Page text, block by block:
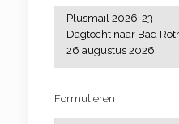
Plusmail 2026-23
Dagtocht naar Bad
26 augustus 2026
Formulieren